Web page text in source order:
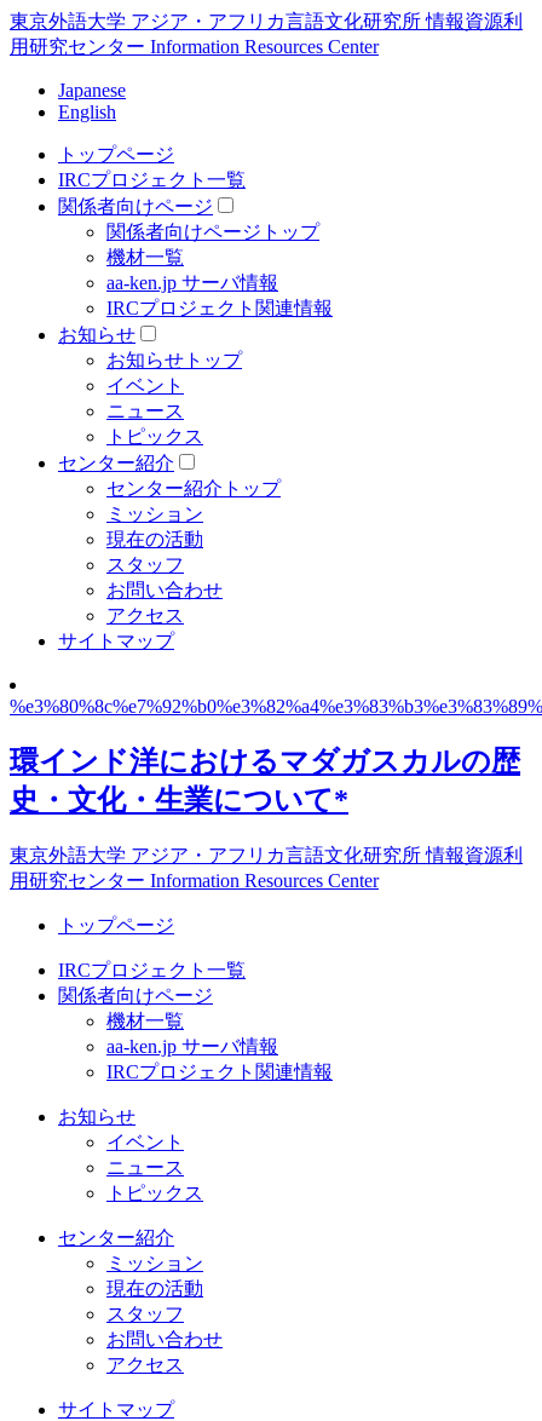
東京外語大学 アジア・アフリカ言語文化研究所 情報資源利
用研究センター Information Resources Center
Japanese
English
トップページ
IRCプロジェクト一覧
関係者向けページ
関係者向けページトップ
機材一覧
aa-ken.jp サーバ情報
IRCプロジェクト関連情報
お知らせ
お知らせトップ
イベント
ニュース
トピックス
センター紹介
センター紹介トップ
ミッション
現在の活動
スタッフ
お問い合わせ
アクセス
サイトマップ
環インド洋におけるマダガスカルの歴
史・文化・生業について*
東京外語大学 アジア・アフリカ言語文化研究所 情報資源利
用研究センター Information Resources Center
トップページ
IRCプロジェクト一覧
関係者向けページ
機材一覧
aa-ken.jp サーバ情報
IRCプロジェクト関連情報
お知らせ
イベント
ニュース
トピックス
センター紹介
ミッション
現在の活動
スタッフ
お問い合わせ
アクセス
サイトマップ